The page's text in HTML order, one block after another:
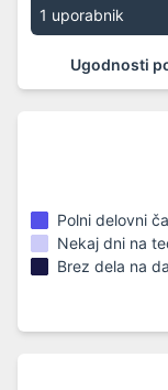
1 uporabnik
Ugodnosti
Polni delovni
Nekaj ​​dni na
Brez dela na